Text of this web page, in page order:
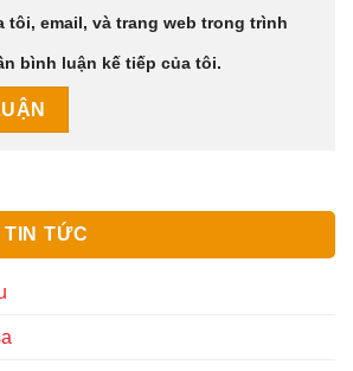
tôi, email, và trang web trong trình
bình luận kế tiếp của tôi.
TỨC